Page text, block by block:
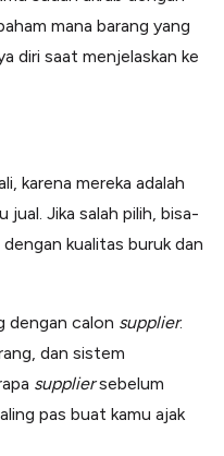
mana barang yang
diri saat menjelaskan ke
karena mereka adalah
jual. Jika salah pilih, bisa-
kualitas buruk dan
dengan calon supplier.
dan sistem
suppliersebelum
pas buat kamu ajak